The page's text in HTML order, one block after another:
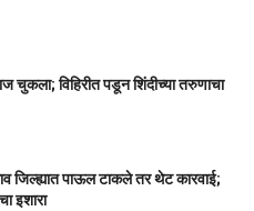
चुकला; विहिरीत पडून शिंदीच्या तरुणाचा
जिल्ह्यात पाऊल टाकले तर थेट कारवाई;
इशारा